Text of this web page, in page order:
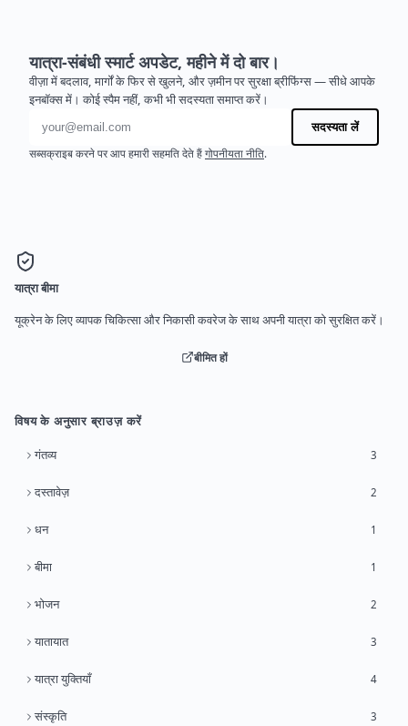
यात्रा-संबंधी स्मार्ट अपडेट, महीने में दो बार।
वीज़ा में बदलाव, मार्गों के फिर से खुलने, और ज़मीन पर सुरक्षा ब्रीफिंग्स — सीधे आपके
इनबॉक्स में। कोई स्पैम नहीं, कभी भी सदस्यता समाप्त करें।
ईमेल पता
सदस्यता लें
सब्सक्राइब करने पर आप हमारी सहमति देते हैं गोपनीयता नीति.
यात्रा बीमा
यूक्रेन के लिए व्यापक चिकित्सा और निकासी कवरेज के साथ अपनी यात्रा को सुरक्षित करें।
बीमित हों
विषय के अनुसार ब्राउज़ करें
गंतव्य 3
दस्तावेज़ 2
धन 1
बीमा 1
भोजन 2
यातायात 3
यात्रा युक्तियाँ 4
संस्कृति 3